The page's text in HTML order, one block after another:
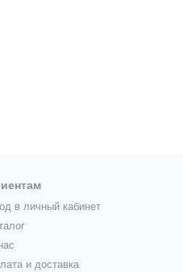
в личный кабинет
и доставка